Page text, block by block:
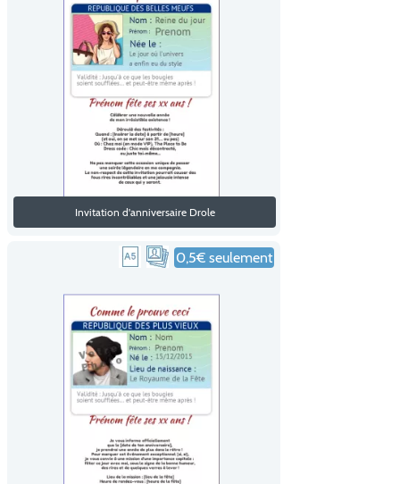
Invitation d'anniversaire Drole
0,5€ seulement